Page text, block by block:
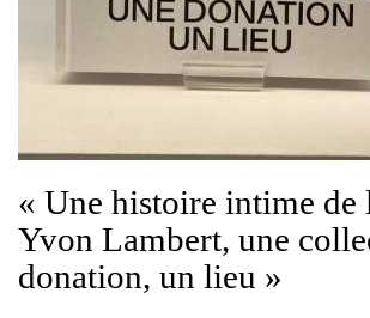
« Une histoire intime de
Yvon Lambert, une
donation, un lieu »